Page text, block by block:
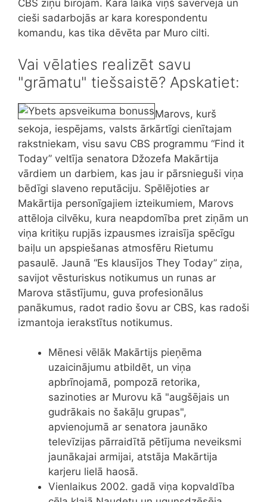
CBS ziņu birojam. Kara laikā viņš savervēja un
cieši sadarbojās ar kara korespondentu
komandu, kas tika dēvēta par Muro cilti.
Vai vēlaties realizēt savu
"grāmatu" tiešsaistē? Apskatiet:
Marovs, kurš
sekoja, iespējams, valsts ārkārtīgi cienītajam
rakstniekam, visu savu CBS programmu “Find it
Today” veltīja senatora Džozefa Makārtija
vārdiem un darbiem, kas jau ir pārsnieguši viņa
bēdīgi slaveno reputāciju. Spēlējoties ar
Makārtija personīgajiem izteikumiem, Marovs
attēloja cilvēku, kura neapdomība pret ziņām un
viņa kritiķu rupjās izpausmes izraisīja spēcīgu
baiļu un apspiešanas atmosfēru Rietumu
pasaulē. Jaunā “Es klausījos They Today” ziņa,
savijot vēsturiskus notikumus un runas ar
Marova stāstījumu, guva profesionālus
panākumus, radot radio šovu ar CBS, kas radoši
izmantoja ierakstītus notikumus.
Mēnesi vēlāk Makārtijs pieņēma
uzaicinājumu atbildēt, un viņa
apbrīnojamā, pompozā retorika,
sazinoties ar Murovu kā "augšējais un
gudrākais no šakāļu grupas",
apvienojumā ar senatora jaunāko
televīzijas pārraidītā pētījuma neveiksmi
jaunākajai armijai, atstāja Makārtija
karjeru lielā haosā.
Vienlaikus 2002. gadā viņa kopvaldība